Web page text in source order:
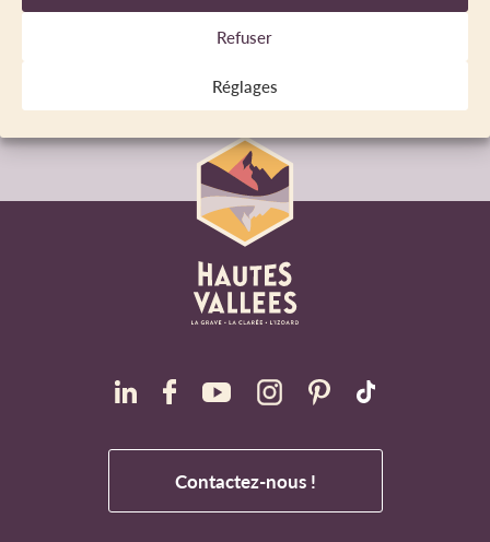
Refuser
Réglages
S’inscrire à la newsletter
Contactez-nous !